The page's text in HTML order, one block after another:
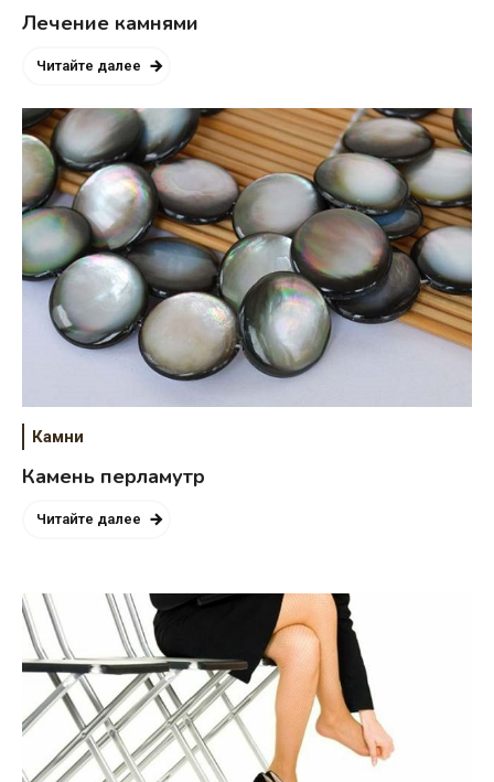
Лечение камнями
Читайте далее
Камни
Камень перламутр
Читайте далее